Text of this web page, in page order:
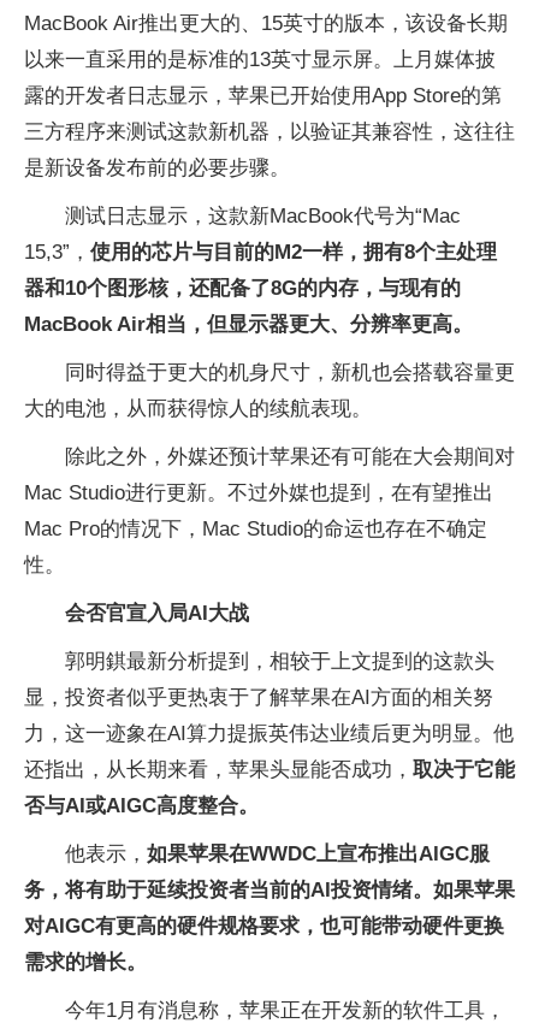
MacBook Air推出更大的、15英寸的版本，该设备长期
以来一直采用的是标准的13英寸显示屏。上月媒体披
露的开发者日志显示，苹果已开始使用App Store的第
三方程序来测试这款新机器，以验证其兼容性，这往往
是新设备发布前的必要步骤。
测试日志显示，这款新MacBook代号为“Mac
15,3”， 使用的芯片与目前的M2一样，拥有8个主处理
器和10个图形核，还配备了8G的内存，与现有的
MacBook Air相当，但显示器更大、分辨率更高。
同时得益于更大的机身尺寸，新机也会搭载容量更
大的电池，从而获得惊人的续航表现。
除此之外，外媒还预计苹果还有可能在大会期间对
Mac Studio进行更新。不过外媒也提到，在有望推出
Mac Pro的情况下，Mac Studio的命运也存在不确定
性。
会否官宣入局AI大战
郭明錤最新分析提到，相较于上文提到的这款头
显，投资者似乎更热衷于了解苹果在AI方面的相关努
力，这一迹象在AI算力提振英伟达业绩后更为明显。他
还指出，从长期来看，苹果头显能否成功， 取决于它能
否与AI或AIGC高度整合。
他表示， 如果苹果在WWDC上宣布推出AIGC服
务，将有助于延续投资者当前的AI投资情绪。如果苹果
对AIGC有更高的硬件规格要求，也可能带动硬件更换
需求的增长。
今年1月有消息称，苹果正在开发新的软件工具，